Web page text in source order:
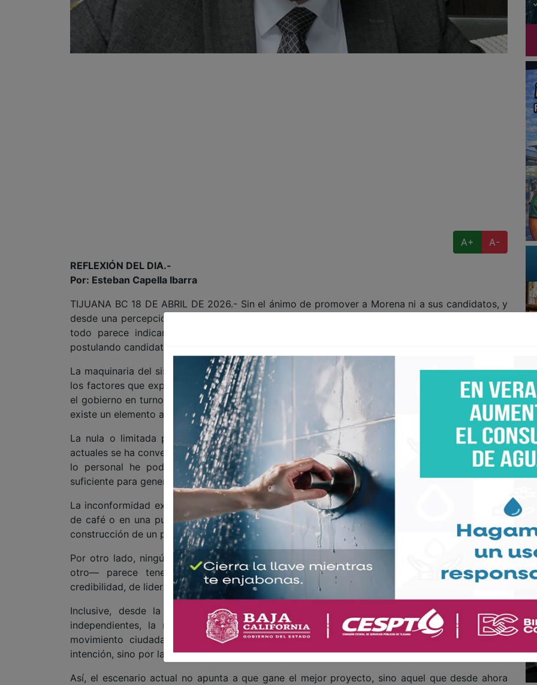
A+
A-
REFLEXIÓN DEL DIA.-
Por: Esteban Capella Ibarra
TIJUANA BC 18 DE ABRIL DE 2026.- Sin el ánimo de promover a Morena ni a sus candidatos, y
desde una percepción personal basada en lo que se ha podido observar en los últimos meses,
todo parece indicar que Morena nuevamente triunfará en las elecciones de 2027, incluso
postulando candidatos débiles o, en el peor de los casos, los menos adecuados.
La maquinaria del sistema apunta a operar nuevamente a favor del partido hegemónico. Entre
los factores que explican este posible resultado, destaca el control institucional que hoy ejerce
el gobierno en turno. Sin embargo, más allá de los recursos, estructuras y posiciones de poder,
existe un elemento aún más determinante: la apatía ciudadana.
La nula o limitada participación de quienes no están de acuerdo con las políticas públicas
actuales se ha convertido en el principal aliado del sistema. Esa es, al menos, la realidad que en
lo personal he podido constatar. Las voces críticas son pocas, dispersas y sin la fuerza
suficiente para generar un contrapeso real.
La inconformidad existe, pero en muchos casos se queda en el ámbito privado: en una charla
de café o en una publicación en redes sociales. No trasciende a la acción organizada, ni a la
construcción de un proyecto colectivo capaz de competir.
Por otro lado, ningún partido político —ni PAN, ni PRI, ni Movimiento Ciudadano, ni cualquier
otro— parece tener hoy la capacidad de articular una oposición sólida. Carecen de
credibilidad, de liderazgo y, sobre todo, de conexión real con la ciudadanía.
Inclusive, desde la óptica de quienes hemos impulsado o formado parte de esfuerzos
independientes, la realidad es que no existe hoy el tiempo suficiente para construir un
movimiento ciudadano que logre competir de manera efectiva en 2027. No por falta de
intención, sino por las condiciones actuales del entorno político y social.
Así, el escenario actual no apunta a que gane el mejor proyecto, sino aquel que desde ahora